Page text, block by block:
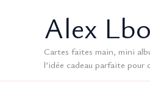
Alex
Cartes faites main, mini
l’idée cadeau parfaite pour